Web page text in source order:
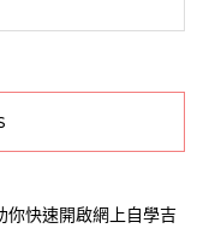
你快速開啟網上自學吉